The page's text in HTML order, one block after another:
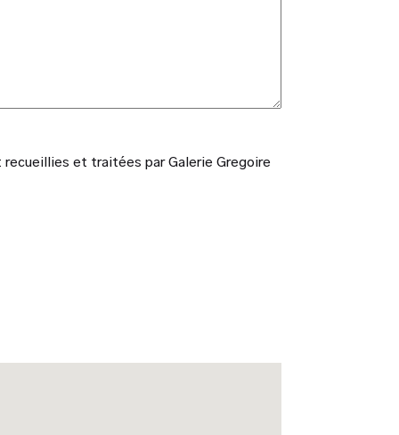
et traitées par Galerie Gregoire